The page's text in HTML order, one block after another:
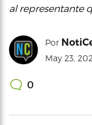
al representante
Por
May 23,
0